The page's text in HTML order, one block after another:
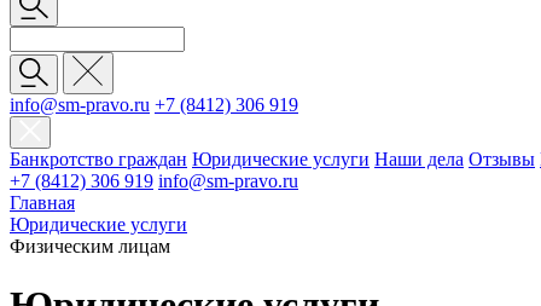
info@sm-pravo.ru +7 (8412) 306 919
Банкротство граждан Юридические услуги Наши дела Отзывы
+7 (8412) 306 919 info@sm-pravo.ru
Главная
Юридические услуги
Физическим лицам